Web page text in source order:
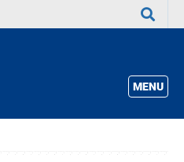
MENU